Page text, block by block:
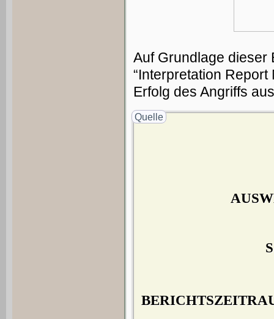
Auf Grundlage dieser
“Interpretation
Erfolg des Angriffs
Quelle